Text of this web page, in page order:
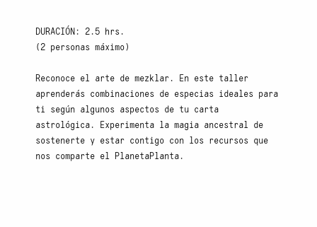
DURACIÓN: 2.5 hrs.
(2 personas máximo)
Reconoce el arte de mezklar. En este taller
aprenderás combinaciones de especias ideales para
ti según algunos aspectos de tu carta
astrológica. Experimenta la magia ancestral de
sostenerte y estar contigo con los recursos que
nos comparte el PlanetaPlanta.